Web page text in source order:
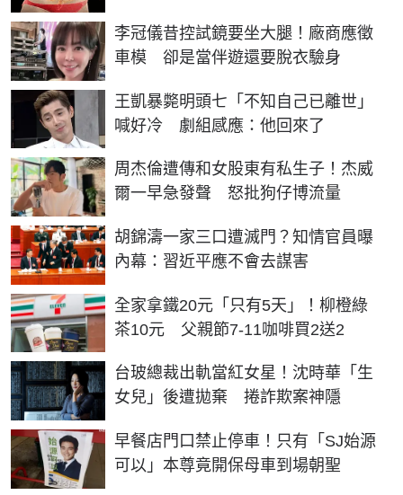
李冠儀昔控試鏡要坐大腿！廠商應徵
車模 卻是當伴遊還要脫衣驗身
王凱暴斃明頭七「不知自己已離世」
喊好冷 劇組感應：他回來了
周杰倫遭傳和女股東有私生子！杰威
爾一早急發聲 怒批狗仔博流量
胡錦濤一家三口遭滅門？知情官員曝
內幕：習近平應不會去謀害
全家拿鐵20元「只有5天」！柳橙綠
茶10元 父親節7-11咖啡買2送2
台玻總裁出軌當紅女星！沈時華「生
女兒」後遭拋棄 捲詐欺案神隱
早餐店門口禁止停車！只有「SJ始源
可以」本尊竟開保母車到場朝聖